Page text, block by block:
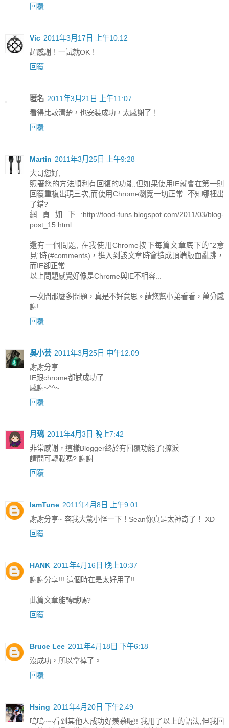
回覆
Vic 2011年3月17日 上午10:12
超感謝！一試就OK！
回覆
匿名 2011年3月21日 上午11:07
看得比較清楚，也安裝成功，太感謝了！
回覆
Martin 2011年3月25日 上午9:28
大哥您好,
照著您的方法順利有回復的功能,但如果使用IE就會在第一則
回覆重複出現三次,而使用Chrome瀏覽一切正常. 不知哪裡出
了錯?
網頁如下:http://food-funs.blogspot.com/2011/03/blog-
post_15.html
還有一個問題, 在我使用Chrome按下每篇文章底下的"2意
見"時(#comments)，進入到該文章時會造成頂端版面亂跳，
而IE卻正常.
以上問題感覺好像是Chrome與IE不相容...
一次問那麼多問題，真是不好意思。請您幫小弟看看，萬分感
謝!
回覆
吳小芸 2011年3月25日 中午12:09
謝謝分享
IE跟chrome都試成功了
感謝~^^~
回覆
月璃 2011年4月3日 晚上7:42
非常感謝，這樣Blogger終於有回覆功能了(擦淚
請問可轉載嗎? 謝謝
回覆
IamTune 2011年4月8日 上午9:01
謝謝分享~ 容我大驚小怪一下！Sean你真是太神奇了！ XD
回覆
HANK 2011年4月16日 晚上10:37
謝謝分享!!! 這個時在是太好用了!!
此篇文章能轉載嗎?
回覆
Bruce Lee 2011年4月18日 下午6:18
沒成功，所以拿掉了。
回覆
Hsing 2011年4月20日 下午2:49
嗚嗚~~看到其他人成功好羨慕喔!! 我用了以上的語法,但我回